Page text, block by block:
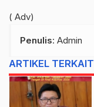
( Adv)
Penulis: Admin
ARTIKEL TERKAIT